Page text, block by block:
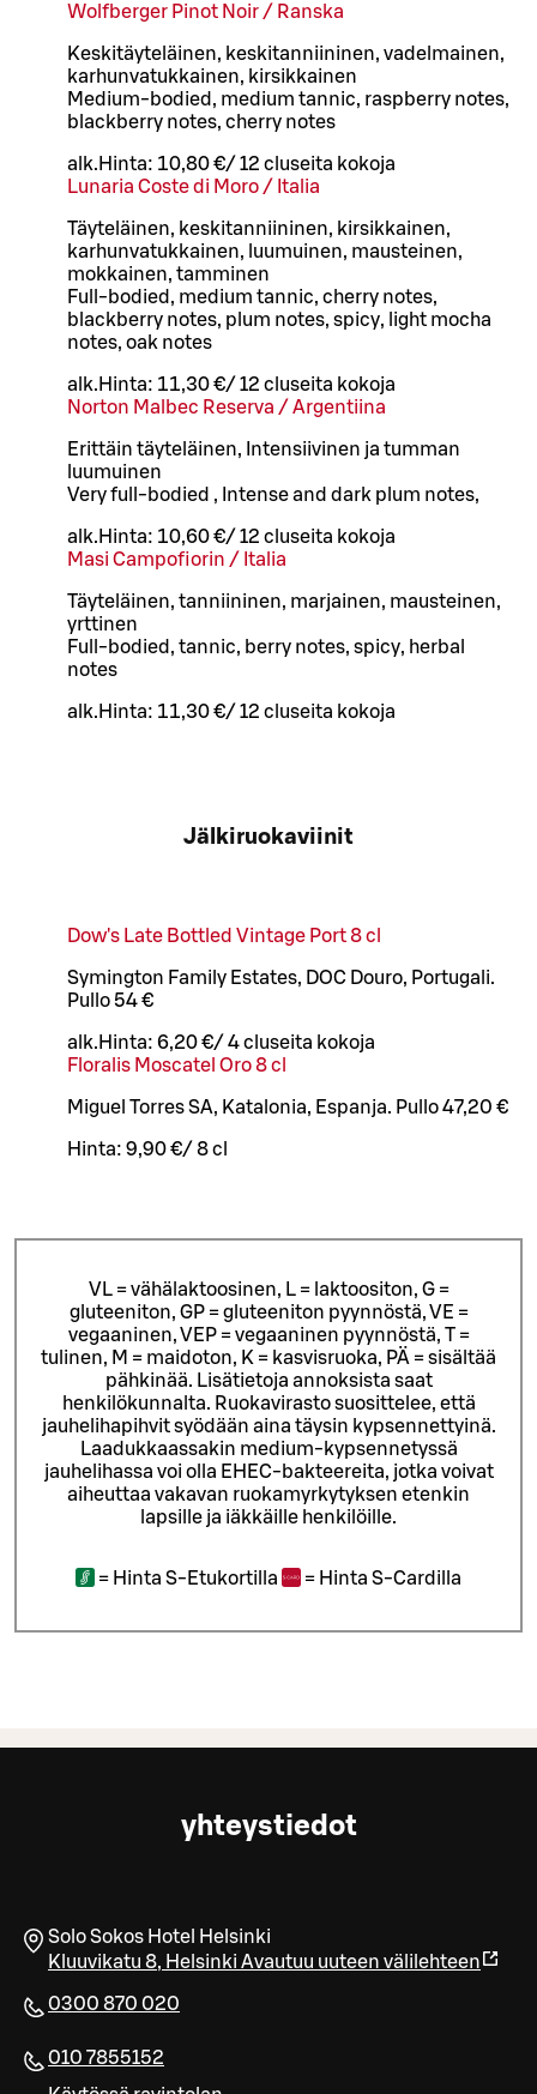
Wolfberger Pinot Noir / Ranska
Keskitäyteläinen, keskitanniininen, vadelmainen,
karhunvatukkainen, kirsikkainen
Medium-bodied, medium tannic, raspberry notes,
blackberry notes, cherry notes
alk. Hinta: 10,80 €/ 12 cl useita kokoja
Lunaria Coste di Moro / Italia
Täyteläinen, keskitanniininen, kirsikkainen,
karhunvatukkainen, luumuinen, mausteinen,
mokkainen, tamminen
Full-bodied, medium tannic, cherry notes,
blackberry notes, plum notes, spicy, light mocha
notes, oak notes
alk. Hinta: 11,30 €/ 12 cl useita kokoja
Norton Malbec Reserva / Argentiina
Erittäin täyteläinen, Intensiivinen ja tumman
luumuinen
Very full-bodied , Intense and dark plum notes,
alk. Hinta: 10,60 €/ 12 cl useita kokoja
Masi Campofiorin / Italia
Täyteläinen, tanniininen, marjainen, mausteinen,
yrttinen
Full-bodied, tannic, berry notes, spicy, herbal
notes
alk. Hinta: 11,30 €/ 12 cl useita kokoja
Jälkiruokaviinit
Dow's Late Bottled Vintage Port 8 cl
Symington Family Estates, DOC Douro, Portugali.
Pullo 54 €
alk. Hinta: 6,20 €/ 4 cl useita kokoja
Floralis Moscatel Oro 8 cl
Miguel Torres SA, Katalonia, Espanja. Pullo 47,20 €
Hinta: 9,90 €/ 8 cl
VL = vähälaktoosinen, L = laktoositon, G =
gluteeniton, GP = gluteeniton pyynnöstä, VE =
vegaaninen, VEP = vegaaninen pyynnöstä, T =
tulinen, M = maidoton, K = kasvisruoka, PÄ = sisältää
pähkinää. Lisätietoja annoksista saat
henkilökunnalta. Ruokavirasto suosittelee, että
jauhelihapihvit syödään aina täysin kypsennettyinä.
Laadukkaassakin medium-kypsennetyssä
jauhelihassa voi olla EHEC-bakteereita, jotka voivat
aiheuttaa vakavan ruokamyrkytyksen etenkin
lapsille ja iäkkäille henkilöille.
= Hinta S-Etukortilla = Hinta S-Cardilla
yhteystiedot
Solo Sokos Hotel Helsinki
Kluuvikatu 8, Helsinki Avautuu uuteen välilehteen
0300 870 020
010 7855152